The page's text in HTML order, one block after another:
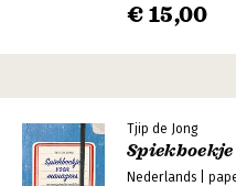
€ 15,00
Tjip de Jong
Nederlands |